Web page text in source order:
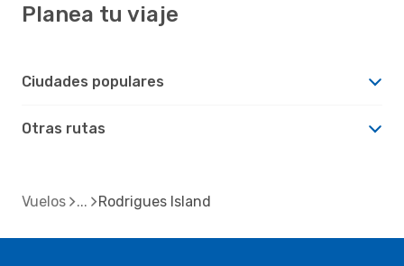
Planea tu viaje
Ciudades populares
Otras rutas
Vuelos Rodrigues Island